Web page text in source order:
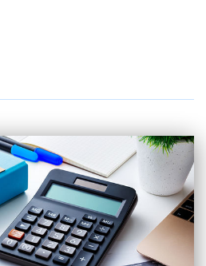
тартиби
1-8-ИЛОВАЛАРИ